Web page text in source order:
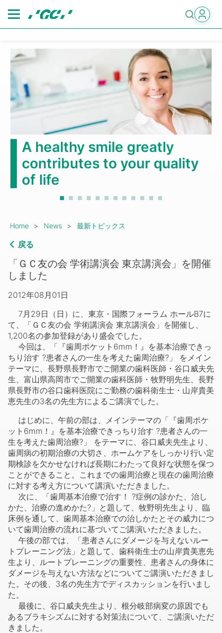
main
A healthy smile greatly
contributes to your quality
of life
Breadcrumb
Home News 最新トピックス
戻る
「ＧＣ友の会 学術講演会 東京講演会」を開催
しました
2012年08月01日
7月29日（日）に、東京・国際フォーラム ホールB7に
て、「ＧＣ友の会 学術講演会 東京講演会」を開催し、
1,200名の参加登録があり盛会でした。
今回は、「『歯周ポケット6mm！』を基本治療できっ
ちり治す ?患者さんの一生を考えた歯周治療?」 をメイン
テーマに、長野県長野市でご開業の歯科医師・谷口威夫先
生、富山県高岡市でご開業の歯科医師・牧野明先生、長野
県長野市の谷口歯科医院にご勤務の歯科衛生士・山岸貴美
恵先生の3名の先生方によるご講演でした。
はじめに、午前の部は、メインテーマの「『歯周ポケ
ット6mm！』を基本治療できっちり治す ?患者さんの一
生を考えた歯周治療?」 をテーマに、谷口威夫先生より、
歯周病の初期治療の大切さ、ホームケアをしっかり行い定
期検診を欠かせなければ長期にわたって良好な状態を保つ
ことができること。これまでの歯周治療と現在の歯周治療
に対する考え方について講演いただきました。
次に、「歯周基本治療で治す！ ?症例の診かた、治し
かた、治療の進めかた?」と題して、牧野明先生より、臨
床例を通して、歯周基本治療での治しかたとその威力につ
いて歯周治療の流れに基づいてご講演いただきました。
午後の部では、「患者さんにダメージを与えないルー
トプレーニング法」と題して、歯科衛生士の山岸貴美恵先
生より、ルートプレーニングの重要性、患者さんの身体に
ダメージを与えない方法などについてご講演いただきまし
た。その後、3名の先生方でディスカッションを行いまし
た。
最後に、谷口威夫先生より、根分岐部病変の原因でも
あるブラキシズムに対する対策法について、ご講演いただ
きました。